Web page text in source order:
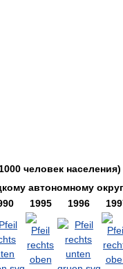
человек населения)
автономному
1995 1996